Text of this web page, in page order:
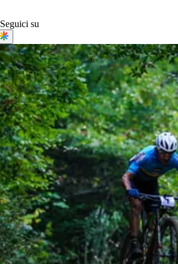
Seguici su